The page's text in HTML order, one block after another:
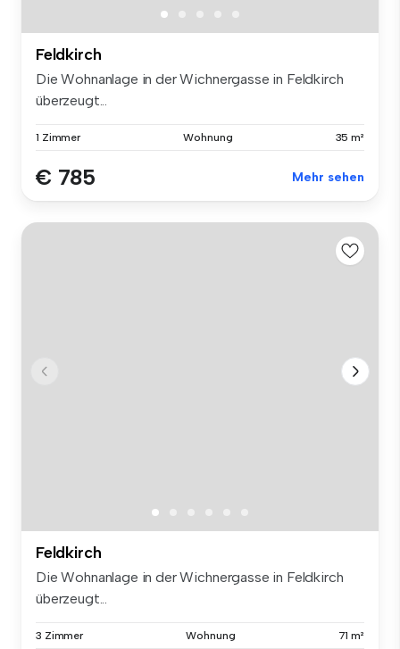
Feldkirch
Die Wohnanlage in der Wichnergasse in Feldkirch
überzeugt...
1 Zimmer Wohnung 35 m²
€ 785 Mehr sehen
Feldkirch
Die Wohnanlage in der Wichnergasse in Feldkirch
überzeugt...
3 Zimmer Wohnung 71 m²